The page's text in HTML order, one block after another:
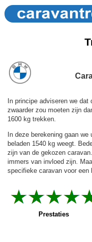
In principe adviseren we dat
zwaarder zou moeten zijn
1600 kg trekken.
In deze berekening gaan
beladen 1540 kg weegt.
zijn van de gekozen
immers van invloed zijn.
specifieke caravan voor een
Prestaties